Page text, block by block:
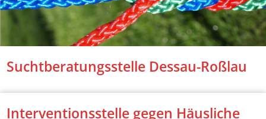
Suchtberatungsstelle Dessau-Roßlau
Interventionsstelle gegen Häusliche